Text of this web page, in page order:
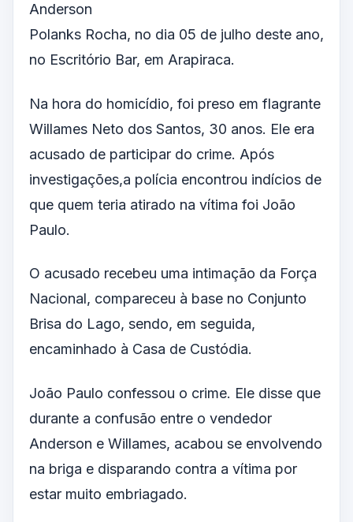
Anderson
Polanks Rocha, no dia 05 de julho deste ano,
no Escritório Bar, em Arapiraca.
Na hora do homicídio, foi preso em flagrante
Willames Neto dos Santos, 30 anos. Ele era
acusado de participar do crime. Após
investigações,a polícia encontrou indícios de
que quem teria atirado na vítima foi João
Paulo.
O acusado recebeu uma intimação da Força
Nacional, compareceu à base no Conjunto
Brisa do Lago, sendo, em seguida,
encaminhado à Casa de Custódia.
João Paulo confessou o crime. Ele disse que
durante a confusão entre o vendedor
Anderson e Willames, acabou se envolvendo
na briga e disparando contra a vítima por
estar muito embriagado.